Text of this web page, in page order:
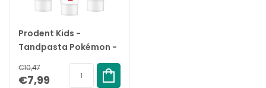
3 x 75ml
Prodent Kids -
Tandpasta Pokémon -
6+ jaar - 3x75ml -
Voordeelverpakking
€10,47
€7,99